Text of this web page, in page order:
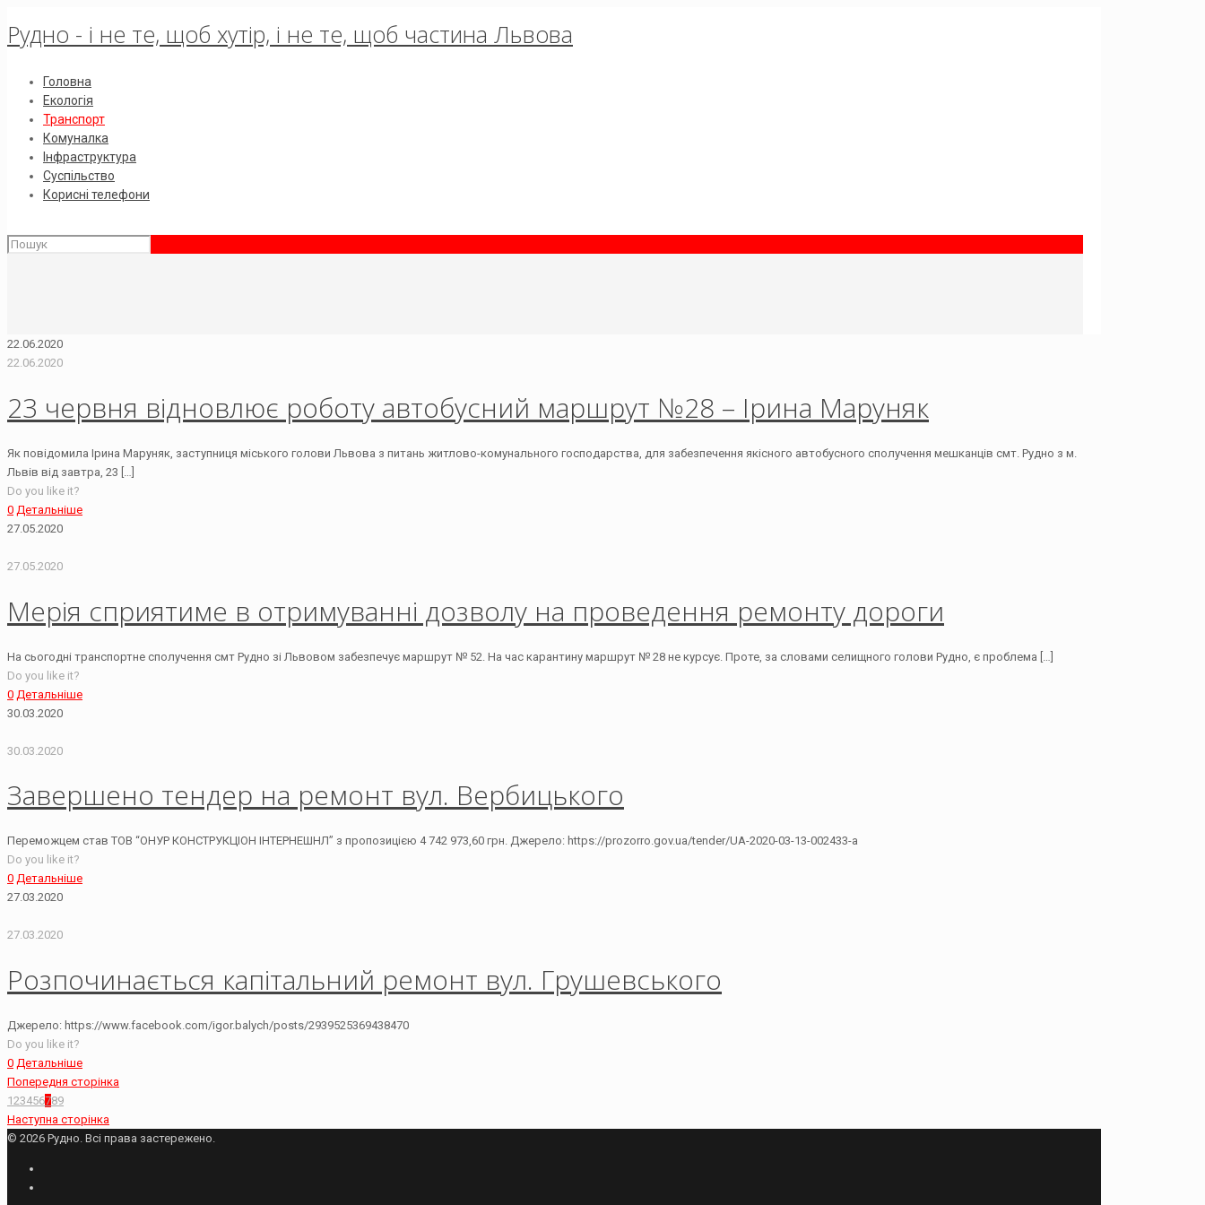
Рудно - і не те, щоб хутір, і не те, щоб частина Львова
Головна
Екологія
Транспорт
Комуналка
Інфраструктура
Суспільство
Корисні телефони
22.06.2020
22.06.2020
23 червня відновлює роботу автобусний маршрут №28 – Ірина Маруняк
Як повідомила Ірина Маруняк, заступниця міського голови Львова з питань житлово-комунального господарства, для забезпечення якісного автобусного сполучення мешканців смт. Рудно з м.
Львів від завтра, 23
Do you like it?
0 Детальніше
27.05.2020
27.05.2020
Мерія сприятиме в отримуванні дозволу на проведення ремонту дороги
На сьогодні транспортне сполучення смт Рудно зі Львовом забезпечує маршрут № 52. На час карантину маршрут № 28 не курсує. Проте, за словами селищного голови Рудно, є проблема […]
Do you like it?
0 Детальніше
30.03.2020
30.03.2020
Завершено тендер на ремонт вул. Вербицького
Переможцем став ТОВ “ОНУР КОНСТРУКЦІОН ІНТЕРНЕШНЛ” з пропозицією 4 742 973,60 грн. Джерело: https://prozorro.gov.ua/tender/UA-2020-03-13-002433-a
Do you like it?
0 Детальніше
27.03.2020
27.03.2020
Розпочинається капітальний ремонт вул. Грушевського
Джерело: https://www.facebook.com/igor.balych/posts/2939525369438470
Do you like it?
0 Детальніше
Попередня сторінка
123456789
Наступна сторінка
© 2026 Рудно. Всі права застережено.